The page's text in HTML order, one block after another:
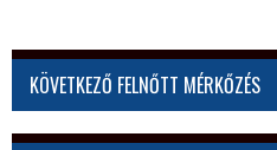
KÖVETKEZŐ FELNŐTT MÉRKŐZÉS